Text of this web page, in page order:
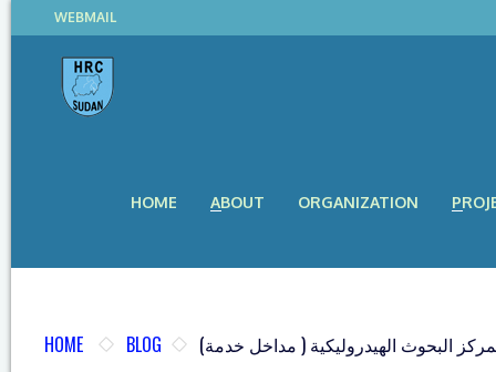
WEBMAIL
HOME ABOUT ORGANIZATION
HOME BLOG البحوث الهيدروليكية ( مداخل خدمة